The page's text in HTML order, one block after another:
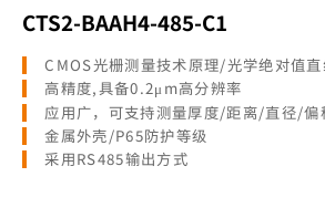
CTS2-BAAH4-485-C1
CMOS光栅测量技术原理/光学绝对值
高精度,具备0.2μm高分辨率
应用广，可支持测量厚度/距离/直径/偏
金属外壳/P65防护等级
采用RS485输出方式